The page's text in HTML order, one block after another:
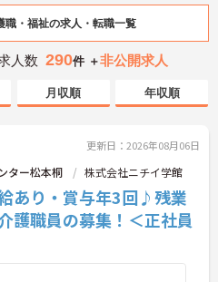
職・福祉の求人・転職一覧
人数 290件 ＋非公開求人
月収順 年収順
更新日：2026年08月06日
ター松本桐 株式会社ニチイ学館
あり・賞与年3回♪残業
護職員の募集！＜正社員